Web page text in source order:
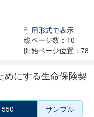
引用形式で表示
総ページ数：10
開始ページ位置：78
めにする生命保険契
550 サンプル